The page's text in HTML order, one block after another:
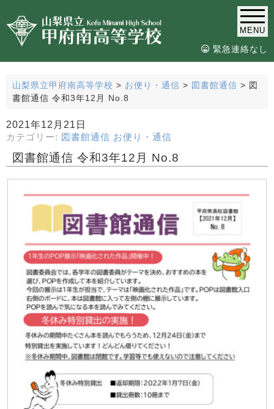
MENU
緊急連絡なし
山梨県立甲府南高等学校 > お便り・通信 > 図書館通信 > 図
書館通信 令和3年12月 No.8
2021年12月21日
カテゴリー: 図書館通信 お便り・通信
図書館通信 令和3年12月 No.8